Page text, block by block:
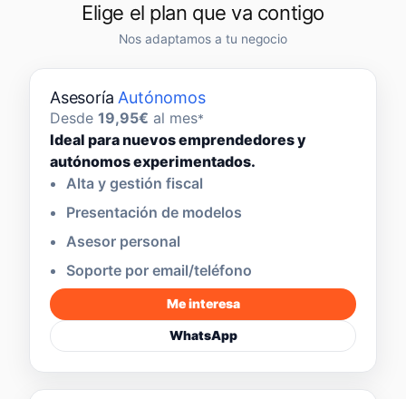
Elige el plan que va contigo
Nos adaptamos a tu negocio
Asesoría Autónomos
Desde 19,95€ al mes*
Ideal para nuevos emprendedores y
autónomos experimentados.
Alta y gestión fiscal
Presentación de modelos
Asesor personal
Soporte por email/teléfono
Me interesa
WhatsApp